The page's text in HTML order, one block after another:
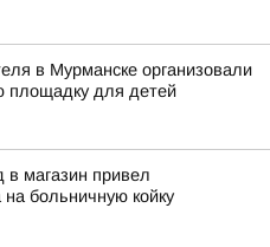
в Мурманске организовали
площадку для детей
в магазин привел
больничную койку